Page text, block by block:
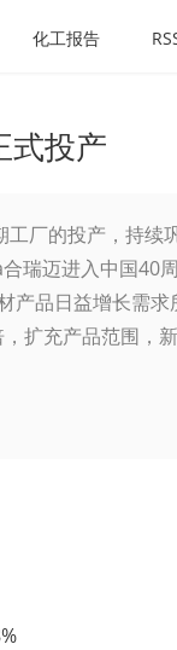
化工报告
式投产
厂的投产，持续
瑞迈进入中国40
产品日益增长需
扩充产品范围，